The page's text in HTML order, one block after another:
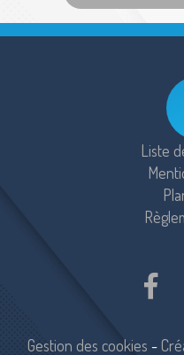
Liste
Gestion des cookies -